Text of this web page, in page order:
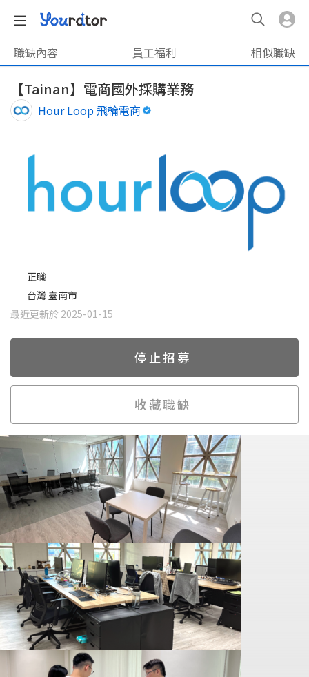
職缺內容 員工福利 相似職缺
【Tainan】電商國外採購業務
Hour Loop 飛輪電商
正職
台灣 臺南市
最近更新於 2025-01-15
停止招募
收藏職缺